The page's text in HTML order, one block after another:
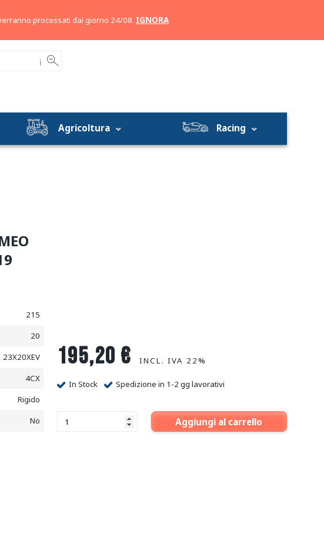
ℹ
Agricoltura Racing
215
20
23X20XEV
4CX
Rigido
No
195,20 € INCL. IVA 22%
In Stock Spedizione in 1-2 gg lavorativi
Aggiungi al carrello
processati dal giorno 24/08. IGNORA